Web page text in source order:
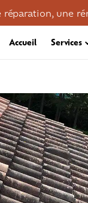
réparation, une
Accueil Services